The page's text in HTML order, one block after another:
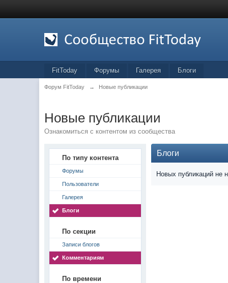
FitToday Форумы Галерея Блоги
Форум FitToday → Новые публикации
Новые публикации
Ознакомиться с контентом из сообщества
По типу контента
Форумы
Пользователи
Галерея
Блоги
По секции
Записи блогов
Комментариям
По времени
Блоги
Новых публикаций не